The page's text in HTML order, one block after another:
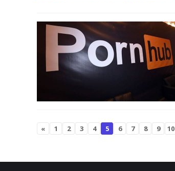
« 1 2 3 4 5 6 7 8 9 10